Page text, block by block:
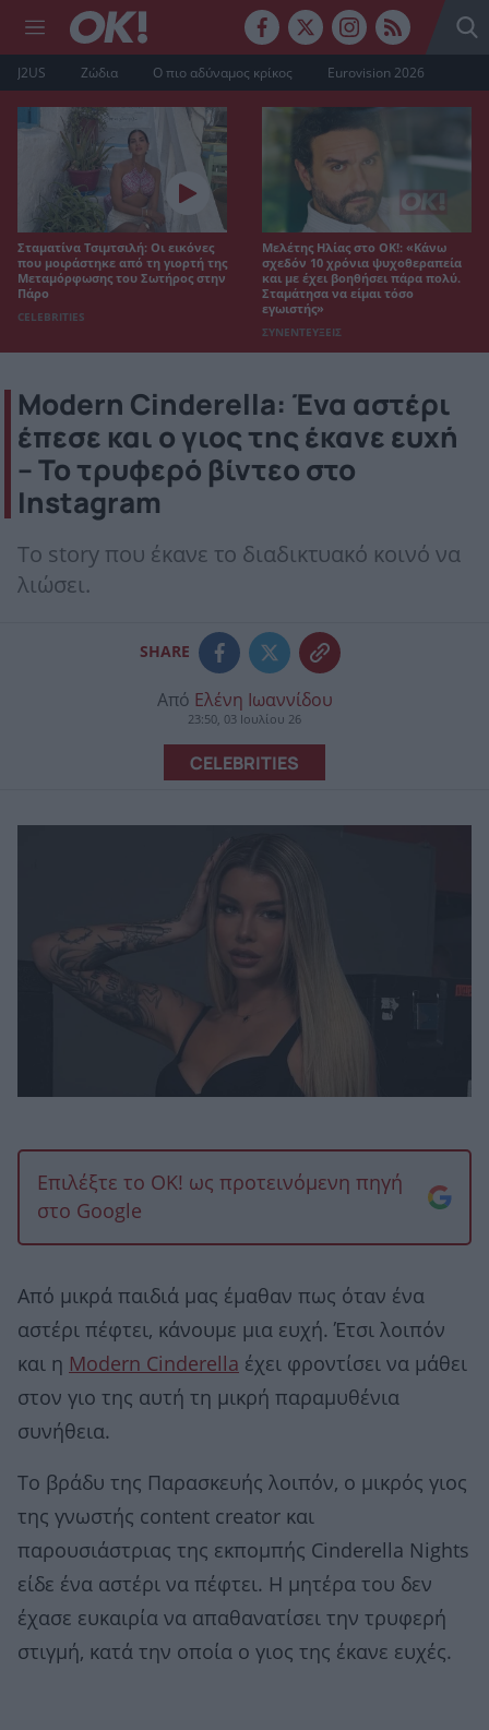
J2US Ζώδια Ο πιο αδύναμος κρίκος Eurovision 2026
Σταματίνα Τσιμτσιλή: Οι εικόνες
που μοιράστηκε από τη γιορτή της
Μεταμόρφωσης του Σωτήρος στην
Πάρο
CELEBRITIES
Μελέτης Ηλίας στο ΟΚ!: «Κάνω
σχεδόν 10 χρόνια ψυχοθεραπεία
και με έχει βοηθήσει πάρα πολύ.
Σταμάτησα να είμαι τόσο
εγωιστής»
ΣΥΝΕΝΤΕΥΞΕΙΣ
Modern Cinderella: Ένα αστέρι
έπεσε και ο γιος της έκανε ευχή
– Το τρυφερό βίντεο στο
Instagram
Το story που έκανε το διαδικτυακό κοινό να
λιώσει.
SHARE
Από Ελένη Ιωαννίδου
23:50, 03 Ιουλίου 26
CELEBRITIES
Επιλέξτε το OK! ως προτεινόμενη πηγή
στο Google
Από μικρά παιδιά μας έμαθαν πως όταν ένα
αστέρι πέφτει, κάνουμε μια ευχή. Έτσι λοιπόν
και η Modern Cinderella έχει φροντίσει να μάθει
στον γιο της αυτή τη μικρή παραμυθένια
συνήθεια.
Το βράδυ της Παρασκευής λοιπόν, ο μικρός γιος
της γνωστής content creator και
παρουσιάστριας της εκπομπής Cinderella Nights
είδε ένα αστέρι να πέφτει. Η μητέρα του δεν
έχασε ευκαιρία να απαθανατίσει την τρυφερή
στιγμή, κατά την οποία ο γιος της έκανε ευχές.